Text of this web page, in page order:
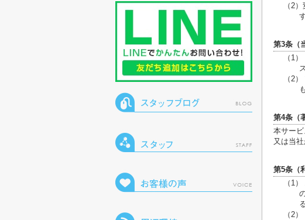
（2
第3条（
（1
（2
第4条（
本サー
又は当
第5条（
（1
（2